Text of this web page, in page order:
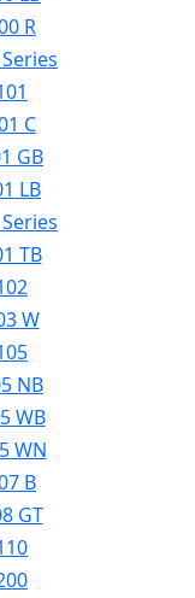
R
C
GB
LB
TB
W
NB
WB
WN
B
GT